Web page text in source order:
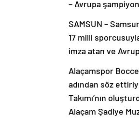
– Avrupa
SAMSUN –
17 milli
imza atan ve
Alaçamspor
adından söz
Takımı’nın
Alaçam Şadiye